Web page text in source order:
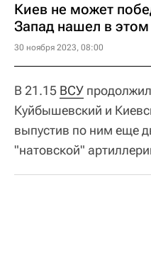
Киев не может
Запад нашел в
30 ноября 2023, 08:00
В 21.15 ВСУ
Куйбышевский и
выпустив по ним еще
"натовской"